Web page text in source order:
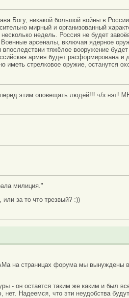
Богу, никакой большой войны в
мирный и организованный
несколько недель. Россия не будет
арсеналы, включая ядерное
тяжёлое вооружение
армия будет расформирована
иметь стрелковое оружие, останутся
этим оповещать людей!!! ч/з нэт!
милиция."
или за то что трезвый? :))
на страницах форума мы вынуждены
- он остается таким же каким и был
Надеемся, что эти неудобства